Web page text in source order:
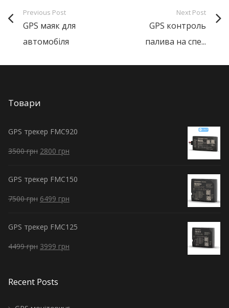
Previous Post
GPS маяк для
автомобіля
Next Post
GPS контроль
палива на спе...
Товари
GPS трекер FMC920
3500грн 2800 грн
GPS трекер FMC150
7500грн 6499 грн
GPS трекер FMC125
4499грн 3999 грн
Recent Posts